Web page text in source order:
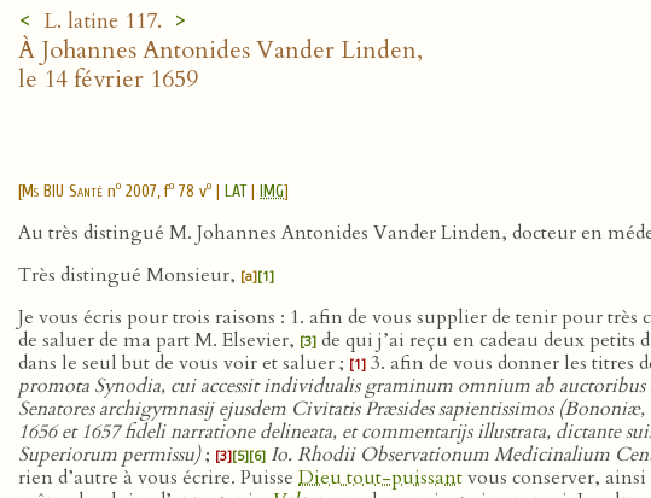
< L. latine 117. >
À Johannes Antonides Vander Linden,
le 14 février 1659
[Ms BIU Santé no 2007, fo 78 vo | LAT| IMG]
Au très distingué M. Johannes Antonides Vander Linden, docteur en
Très distingué Monsieur, [a][1]
Je vous écris pour trois raisons : 1. afin de vous supplier de tenir pour
de saluer de ma part M. Elsevier, [3] de qui j’ai reçu en cadeau deux
dans le seul but de vous voir et saluer ; [1] 3. afin de vous donner les titres
promota Synodia, cui accessit individualis graminum omnium ab
Senatores archigymnasĳ ejusdem Civitatis Præsides sapientissimos
1656 et 1657 fideli narratione delineata, et commentarĳs illustrata, dictante
Superiorum permissu); [3][5][6] Io. Rhodii Observationum Medicinalium
rien d’autre à vous écrire. Puisse Dieu tout-puissantvous conserver,